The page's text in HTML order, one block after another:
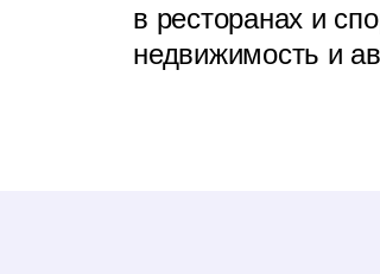
в ресторанах и
недвижимость и